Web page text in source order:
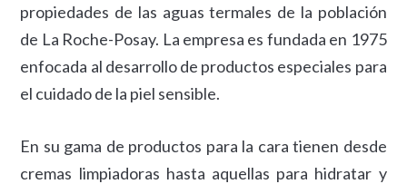
propiedades de las aguas termales de la población
de La Roche-Posay. La empresa es fundada en 1975
enfocada al desarrollo de productos especiales para
el cuidado de la piel sensible.
En su gama de productos para la cara tienen desde
cremas limpiadoras hasta aquellas para hidratar y